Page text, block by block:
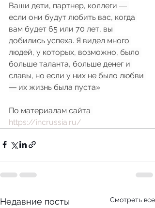
Ваши дети, партнер, коллеги ―
если они будут любить вас, когда
вам будет 65 или 70 лет, вы
добились успеха. Я видел много
людей, у которых, возможно, было
больше таланта, больше денег и
славы, но если у них не было любви
― их жизнь была пуста»
По материалам сайта
https://incrussia.ru/
Недавние посты Смотреть все